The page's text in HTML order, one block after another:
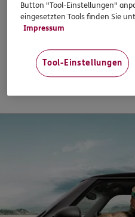
Kundenportal Log-in
Button "Tool-Einstellungen"
eingesetzten Tools finden Sie
Impressum
Tool-Einstellungen